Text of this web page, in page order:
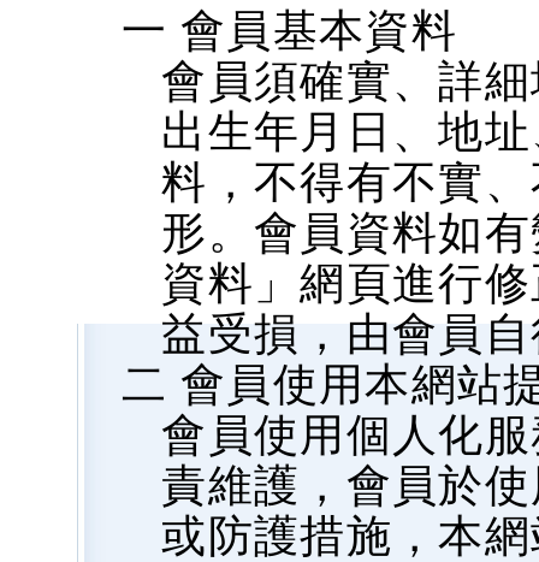
一 會員基本資料
會員須確實、詳
出生年月日、地
料，不得有不實
形。會員資料如
資料」網頁進行
益受損，由會員
二 會員使用本網站
會員使用個人化
責維護，會員於
或防護措施，本